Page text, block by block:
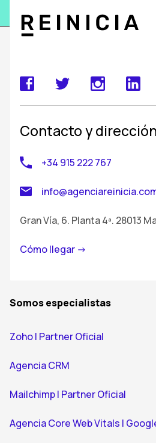
Contacto y dirección
+34 915 222 767
Gran Vía, 6. Planta 4ª. 28013
Cómo llegar ->
Somos especialistas
Zoho | Partner Oficial
Agencia CRM
Mailchimp | Partner Oficial
Agencia Core Web Vitals |